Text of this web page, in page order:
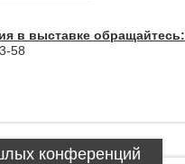
в выставке обращайтесь:
58
конференций